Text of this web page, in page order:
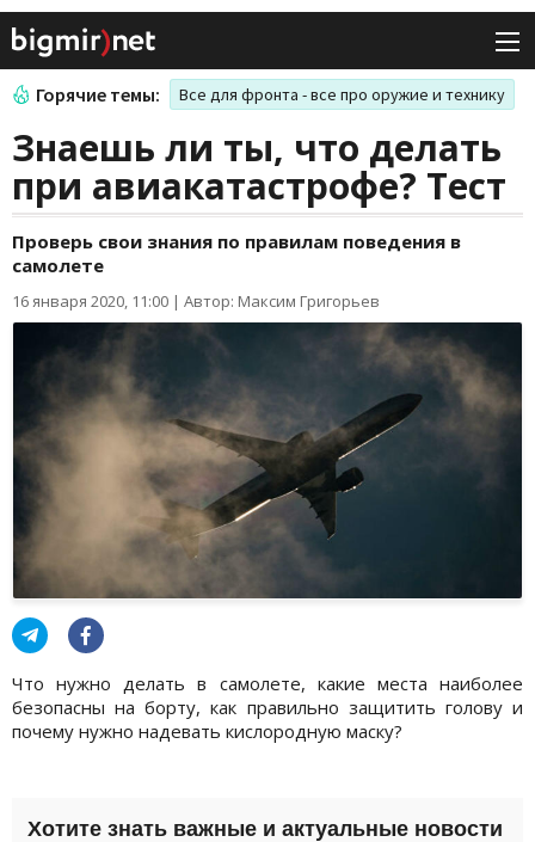
Горячие темы: Все для фронта - все про оружие и технику
Знаешь ли ты, что делать
при авиакатастрофе? Тест
Проверь свои знания по правилам поведения в
самолете
16 января 2020, 11:00 | Автор: Максим Григорьев
Что нужно делать в самолете, какие места наиболее
безопасны на борту, как правильно защитить голову и
почему нужно надевать кислородную маску?
Хотите знать важные и актуальные новости